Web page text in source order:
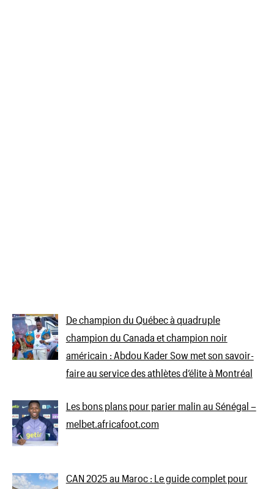
De champion du Québec à quadruple
champion du Canada et champion noir
américain : Abdou Kader Sow met son savoir-
faire au service des athlètes d’élite à Montréal
Les bons plans pour parier malin au Sénégal –
melbet.africafoot.com
CAN 2025 au Maroc : Le guide complet pour